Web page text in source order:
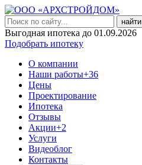
найти
Выгодная ипотека до 01.09.2026
Подобрать ипотеку
О компании
Наши работы+36
Цены
Проектирование
Ипотека
Отзывы
Акции+2
Услуги
Видеоблог
Контакты